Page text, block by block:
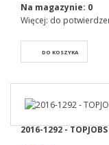
Na magazynie: 0
Więcej: do
DO KOSZYKA
2016-1292 -